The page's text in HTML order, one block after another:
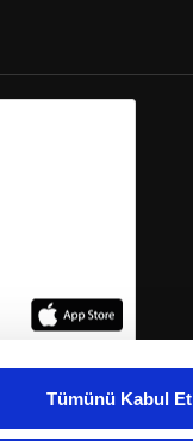
Tümünü Kabul Et